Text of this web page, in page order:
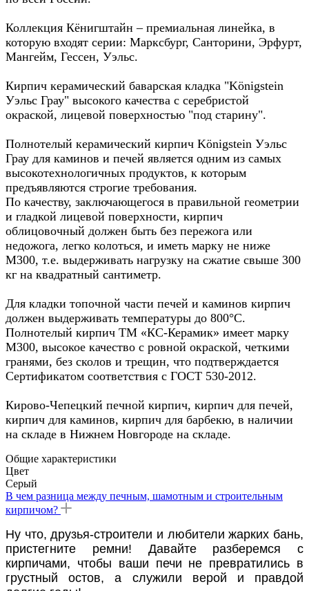
Коллекция Кёнигштайн – премиальная линейка, в
которую входят серии: Марксбург, Санторини, Эрфурт,
Мангейм, Гессен, Уэльс.
Кирпич керамический баварская кладка "Königstein
Уэльс Грау" высокого качества с серебристой
окраской, лицевой поверхностью "под старину".
Полнотелый керамический кирпич Königstein Уэльс
Грау для каминов и печей является одним из самых
высокотехнологичных продуктов, к которым
предъявляются строгие требования.
По качеству, заключающегося в правильной геометрии
и гладкой лицевой поверхности, кирпич
облицовочный должен быть без пережога или
недожога, легко колоться, и иметь марку не ниже
М300, т.е. выдерживать нагрузку на сжатие свыше 300
кг на квадратный сантиметр.
Для кладки топочной части печей и каминов кирпич
должен выдерживать температуры до 800°С.
Полнотелый кирпич ТМ «КС-Керамик» имеет марку
М300, высокое качество с ровной окраской, четкими
гранями, без сколов и трещин, что подтверждается
Сертификатом соответствия с ГОСТ 530-2012.
Кирово-Чепецкий печной кирпич, кирпич для печей,
кирпич для каминов, кирпич для барбекю, в наличии
на складе в Нижнем Новгороде на складе.
Общие характеристики
Цвет
Серый
В чем разница между печным, шамотным и строительным
кирпичом?
Ну что, друзья-строители и любители жарких бань,
пристегните ремни! Давайте разберемся с
кирпичами, чтобы ваши печи не превратились в
грустный остов, а служили верой и правдой